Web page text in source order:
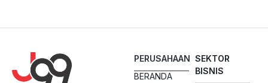
PERUSAHAAN
BERANDA
SEKTOR
BISNIS